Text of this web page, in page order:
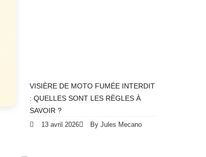
VISIÈRE DE MOTO FUMÉE INTERDIT
: QUELLES SONT LES RÈGLES À
SAVOIR ?
13 avril 2026 By Jules Mecano